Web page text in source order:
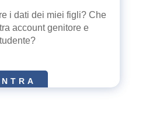
i dati dei miei figli? Che
account genitore e